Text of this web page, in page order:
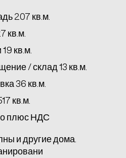
207 кв.м.
кв.м.
кв.м.
/ склад 13 кв.м.
36 кв.м.
кв.м.
плюс НДС
и другие дома.